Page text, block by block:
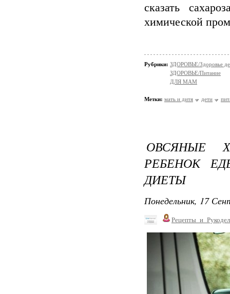
сказать
химической
Рубрики: ЗДОРОВЬЕ/Здоровье
ЗДОРОВЬЕ/Питание
ДЛЯ МАМ
Метки: мать и дитя дети
ОВСЯНЫЕ
РЕБЕНОК
ДИЕТЫ
Понедельник, 17